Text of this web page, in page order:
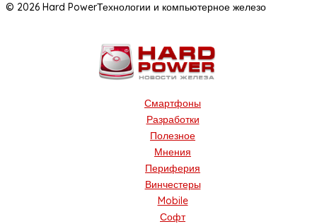
© 2026 Hard PowerТехнологии и компьютерное железо
Смартфоны
Разработки
Полезное
Мнения
Периферия
Винчестеры
Mobile
Софт